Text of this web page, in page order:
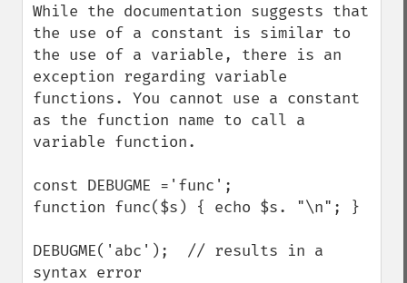
While the documentation suggests that
the use of a constant is similar to
the use of a variable, there is an
exception regarding variable
functions. You cannot use a constant
as the function name to call a
variable function.
const DEBUGME ='func';
function func($s) { echo $s. "\n"; }
DEBUGME('abc');  // results in a
syntax error